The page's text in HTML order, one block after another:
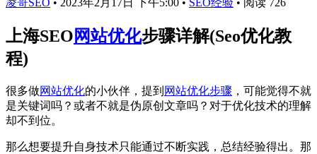
上海SEO网站优化步骤详解(Seo优化教
程)
很多做网站优化的小伙伴，提到 网站优化步骤 ，可能觉得不就
是关键词吗？或者不就是伪原创文章吗？对于优化技术的理解
却不到位。
那么想要提升自身技术只能通过不断实践，总结经验得出。那